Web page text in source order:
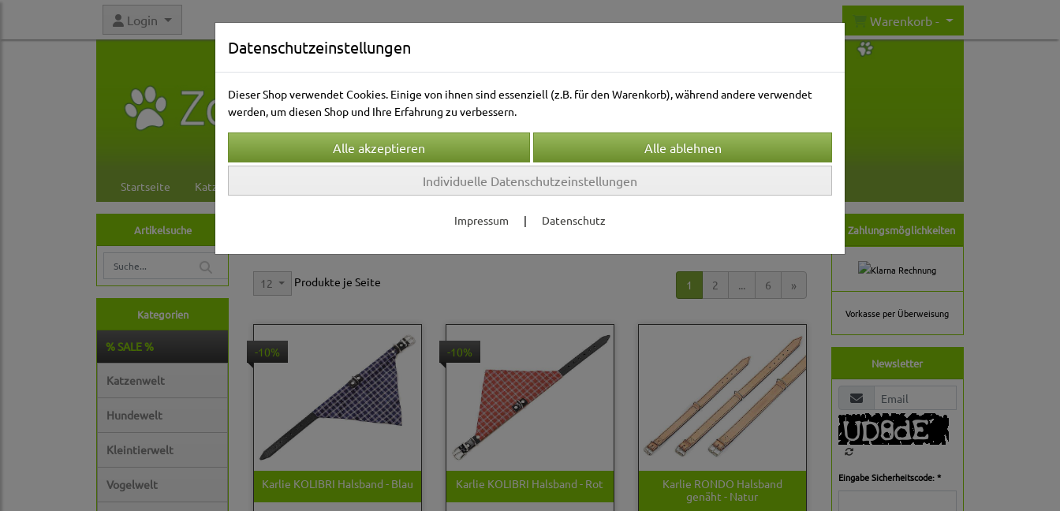
Login Warenkorb -
Startseite Katzenwelt Kleintierwelt Vogelwelt Aquarienwelt
Artikelsuche
Kategorien
% SALE %
Katzenwelt
Hundewelt
Kleintierwelt
Vogelwelt
Halsbänder
12 Produkte je Seite 1 2 ... 6 »
-10%
Karlie KOLIBRI Halsband - Blau
-10%
Karlie KOLIBRI Halsband - Rot
Karlie RONDO Halsband
genäht - Natur
Zahlungsmöglichkeiten
Vorkasse per Überweisung
Newsletter
Eingabe Sicherheitscode: *
Datenschutzeinstellungen
Dieser Shop verwendet Cookies. Einige von ihnen sind essenziell (z.B. für den Warenkorb), während andere verwendet
werden, um diesen Shop und Ihre Erfahrung zu verbessern.
Individuelle Datenschutzeinstellungen
Impressum | Datenschutz